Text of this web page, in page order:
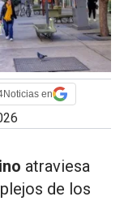
en
atraviesa
de los